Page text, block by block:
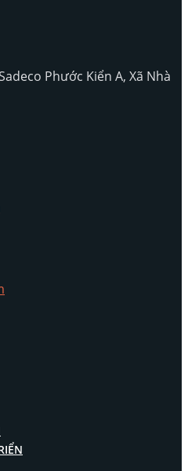
Phước Kiển A, Xã Nhà